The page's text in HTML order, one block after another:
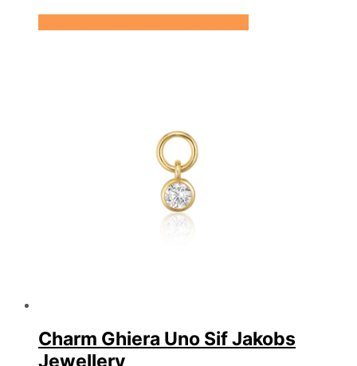
Charm Ghiera Uno Sif Jakobs
Jewellery